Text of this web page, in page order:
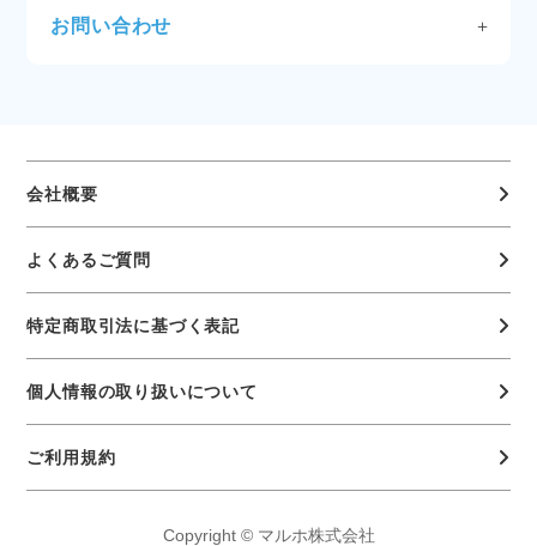
ご希望の商品を全て選択し終えたら、カートより「注
ます。
可能です。
ご了承ください。
商品の取り扱いには細心の注意を払っておりますが、
万一、商品の発送間違いや不良（傷み、汚れ、破損な
受け付けできませんので、予めご了承くださいますよ
うお願いいたします。
注文のキャンセルについて
出荷準備開始後はキャンセルできません。ご了承くだ
さい。
お問い合わせ
お問い合わせはこちら
会社概要
よくあるご質問
特定商取引法に基づく表記
個人情報の取り扱いについて
ご利用規約
Copyright © マルホ株式会社